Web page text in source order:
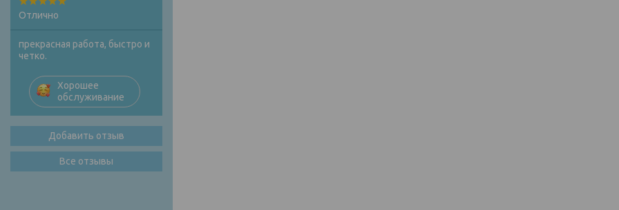
Отлично
прекрасная работа, быстро и
четко.
Хорошее
обслуживание
Добавить отзыв
Все отзывы